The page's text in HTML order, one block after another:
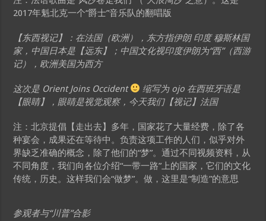
2017年魁北克一个“爵士”音乐队的翻唱版
【东西视记】：在法国（欧洲），东方指伊朗 印度 穆斯林国
家，中国日本是【远东】；中国文化视印度伊朗为“西”（西游
记），欧洲美国为西方
这次是 Orient Joins Occident
缩写为 ojo 在西班牙语是
【眼睛】，眼睛是视觉观察，今天我们【视记】法国
注：北京提倡【走出去】多年，国家花了大量经费，除了各
种宴会，成果还在等待中。负责这项工作的人们，似乎对外
界缺乏准确的概念，除了他们的“梦”。通过不同视频资料，从
不同角度，我们向各位介绍“一带一路”上的国家，它们的文化
传统，历史。这样我们会“做梦”。做，这里是“制造”的意思
参观者与“川普”合影